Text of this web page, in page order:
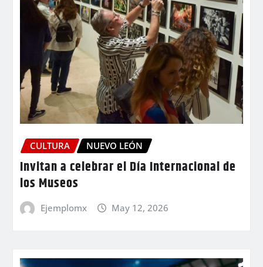
CULTURA NUEVO LEÓN
Invitan a celebrar el Día Internacional de
los Museos
Ejemplomx May 12, 2026